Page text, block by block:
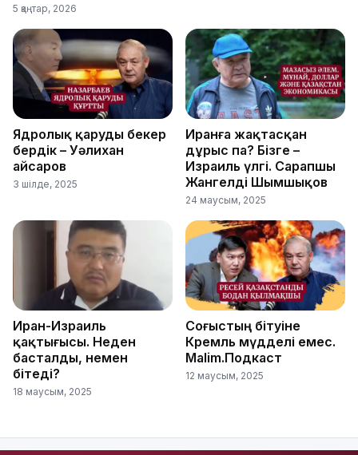
5 қаңтар, 2026
Ядролық қаруды бекер
бердік – Уәлихан
Қайсаров
3 шілде, 2025
Иранға жақтасқан
дұрыс па? Бізге –
Израиль үлгі. Сарапшы
Жангелді Шымшықов
24 маусым, 2025
Иран-Израиль
қақтығысы. Неден
басталды, немен
бітеді?
18 маусым, 2025
Соғыстың бітуіне
Кремль мүдделі емес.
Malim.Подкаст
12 маусым, 2025